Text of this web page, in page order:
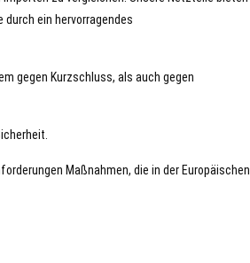
ein hervorragendes
gegen Kurzschluss, als auch gegen
Maßnahmen, die in der Europäischen